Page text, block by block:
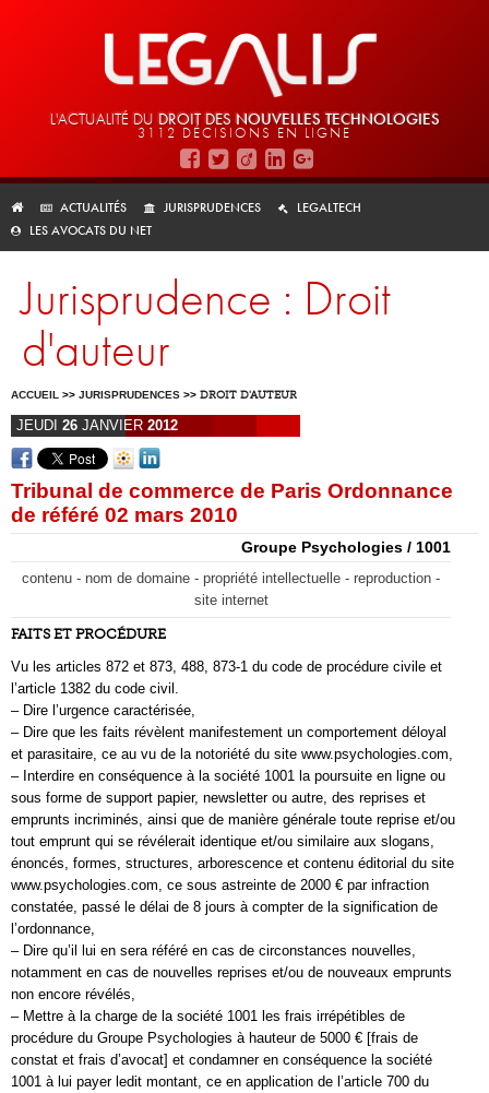
L'ACTUALITÉ DU DROIT DES NOUVELLES TECHNOLOGIES
3112 DÉCISIONS EN LIGNE
ACTUALITÉS JURISPRUDENCES
LEGALTECH
LES AVOCATS DU NET
Jurisprudence : Droit
d'auteur
ACCUEIL >> JURISPRUDENCES >> DROIT D'AUTEUR
JEUDI 26 JANVIER 2012
Tribunal de commerce de Paris Ordonnance
de référé 02 mars 2010
Groupe Psychologies / 1001
contenu - nom de domaine - propriété intellectuelle - reproduction -
site internet
FAITS ET PROCÉDURE
Vu les articles 872 et 873, 488, 873-1 du code de procédure civile et
l’article 1382 du code civil.
– Dire l’urgence caractérisée,
– Dire que les faits révèlent manifestement un comportement déloyal
et parasitaire, ce au vu de la notoriété du site www.psychologies.com,
– Interdire en conséquence à la société 1001 la poursuite en ligne ou
sous forme de support papier, newsletter ou autre, des reprises et
emprunts incriminés, ainsi que de manière générale toute reprise et/ou
tout emprunt qui se révélerait identique et/ou similaire aux slogans,
énoncés, formes, structures, arborescence et contenu éditorial du site
www.psychologies.com, ce sous astreinte de 2000 € par infraction
constatée, passé le délai de 8 jours à compter de la signification de
l’ordonnance,
– Dire qu’il lui en sera référé en cas de circonstances nouvelles,
notamment en cas de nouvelles reprises et/ou de nouveaux emprunts
non encore révélés,
– Mettre à la charge de la société 1001 les frais irrépétibles de
procédure du Groupe Psychologies à hauteur de 5000 € [frais de
constat et frais d’avocat] et condamner en conséquence la société
1001 à lui payer ledit montant, ce en application de l’article 700 du